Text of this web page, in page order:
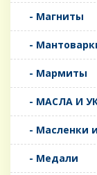
- Магниты
-
- Мармиты
- МАСЛА И
- Масленки
- Медали